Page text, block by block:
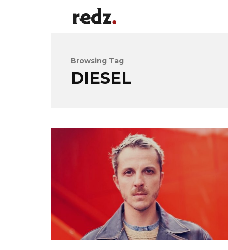
Browsing Tag
DIESEL